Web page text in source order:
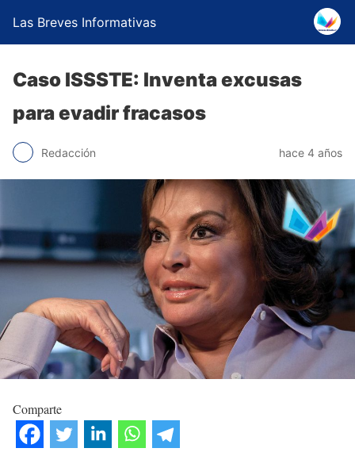
Las Breves Informativas
Caso ISSSTE: Inventa excusas
para evadir fracasos
Redacción hace 4 años
Comparte